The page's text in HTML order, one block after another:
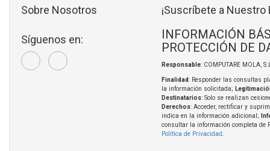
Sobre Nosotros
Síguenos en:
¡Suscríbete a Nuestro
INFORMACIÓN
PROTECCIÓN DE
Responsable: COMPUTARE MOLA,
Finalidad: Responder las consultas
la información solicitada;
Destinatarios: Solo se realizan
Derechos: Acceder, rectificar y
indica en la información adicional;
consultar la información completa de
Política de Privacidad